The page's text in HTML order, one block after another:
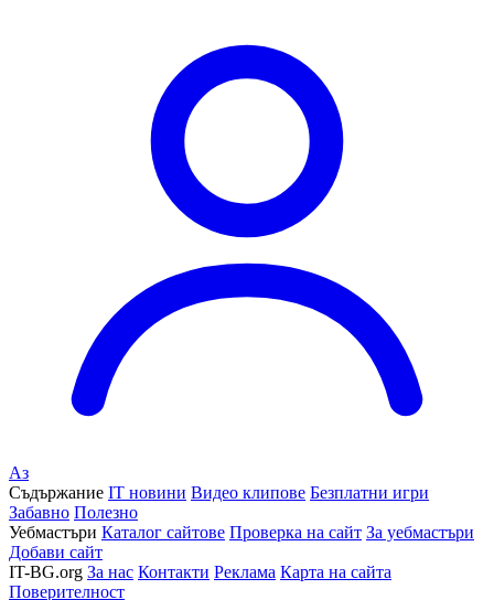
Аз
Съдържание IT новини Видео клипове Безплатни игри
Забавно Полезно
Уебмастъри Каталог сайтове Проверка на сайт За уебмастъри
Добави сайт
IT-BG.org За нас Контакти Реклама Карта на сайта
Поверителност